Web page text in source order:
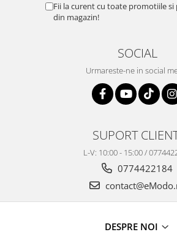
Fii la curent cu toate promotiile
din magazin!
SOCIAL
Urmareste-ne in social
SUPORT
L-V: 10:00 - 15:00 /
0774422184
DESPRE NOI